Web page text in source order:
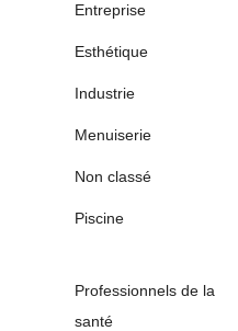
Entreprise
Esthétique
Industrie
Menuiserie
Non classé
Piscine
Professionnels de la
santé